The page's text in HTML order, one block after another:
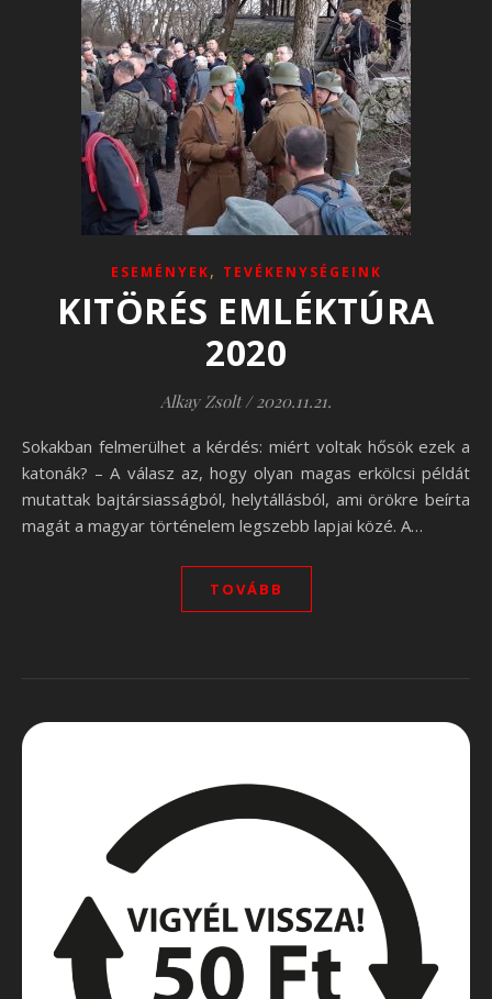
ESEMÉNYEK, TEVÉKENYSÉGEINK
KITÖRÉS EMLÉKTÚRA
2020
Alkay Zsolt / 2020.11.21.
Sokakban felmerülhet a kérdés: miért voltak hősök ezek a
katonák? – A válasz az, hogy olyan magas erkölcsi példát
mutattak bajtársiasságból, helytállásból, ami örökre beírta
magát a magyar történelem legszebb lapjai közé. A…
TOVÁBB